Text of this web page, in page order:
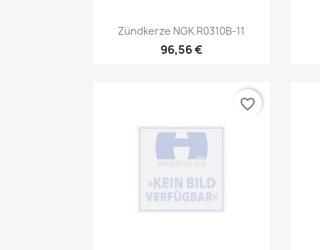
Vorschau
Zündkerze NGK R0310B-11
96,56 €
favorite_border